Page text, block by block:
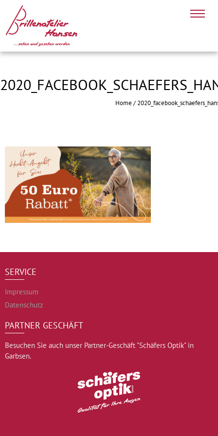
Home /
SERVICE
Impressum
Datenschutz
PARTNER GESCHÄFT
Besuchen Sie auch unser Partner-Geschäft "Schäfers Optik" in
Garbsen.